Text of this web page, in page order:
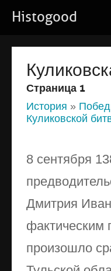
Histogood
Страница 1
История »
Куликовской
8 сентября
Дмитрия
произошло